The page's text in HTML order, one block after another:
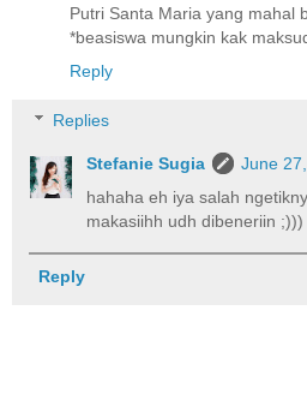
Putri Santa Maria yang mahal
*beasiswa mungkin kak
Reply
Replies
Stefanie Sugia
June
hahaha eh iya salah
makasiihh udh dibeneriin ;)))
Reply